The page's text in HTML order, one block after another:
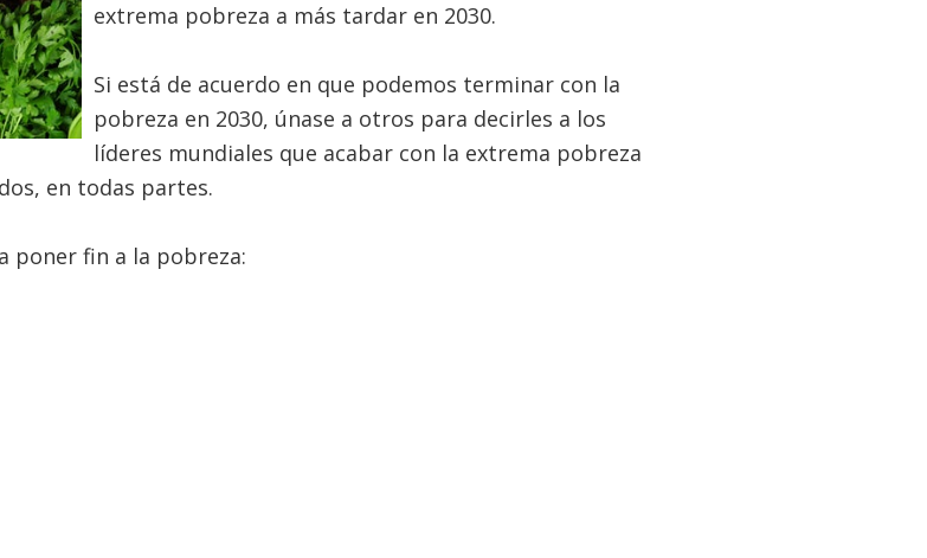
extrema pobreza a más tardar en 2030.
Si está de acuerdo en que podemos terminar con la
pobreza en 2030, únase a otros para decirles a los
líderes mundiales que acabar con la extrema pobreza
en todas partes.
poner fin a la pobreza: